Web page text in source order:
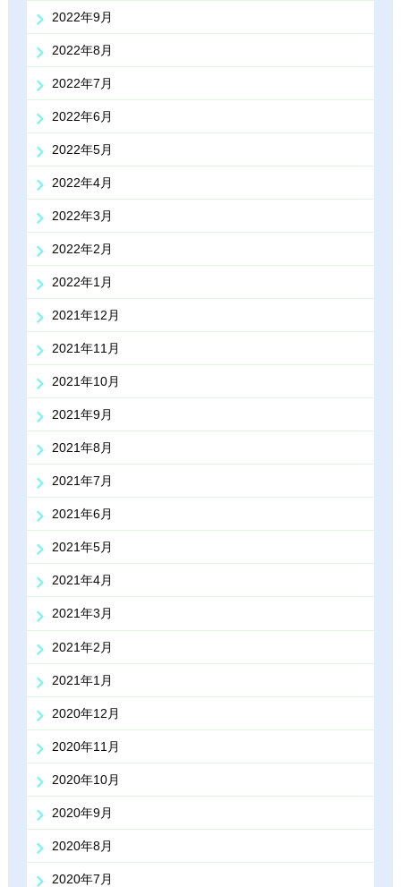
2022年9月
2022年8月
2022年7月
2022年6月
2022年5月
2022年4月
2022年3月
2022年2月
2022年1月
2021年12月
2021年11月
2021年10月
2021年9月
2021年8月
2021年7月
2021年6月
2021年5月
2021年4月
2021年3月
2021年2月
2021年1月
2020年12月
2020年11月
2020年10月
2020年9月
2020年8月
2020年7月